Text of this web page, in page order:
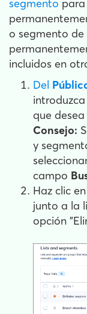
segmento
o segmento
incluidos en
Del
que
Consejo:
y
campo
Haz clic
junto a la
opción